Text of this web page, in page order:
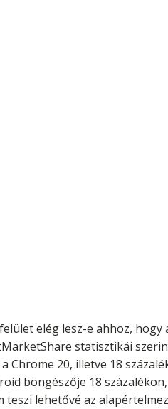
elég lesz-e ahhoz,
statisztikái
Chrome 20, illetve 18
böngészője 18
lehetővé az